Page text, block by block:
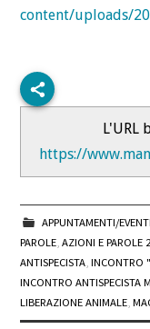
content/uploads/
L'URL
https://
APPUNTAMENTI/EVENTI
PAROLE,AZIONI E PAROLE
ANTISPECISTA,INCONTRO
INCONTRO ANTISPECISTA
LIBERAZIONE ANIMALE,